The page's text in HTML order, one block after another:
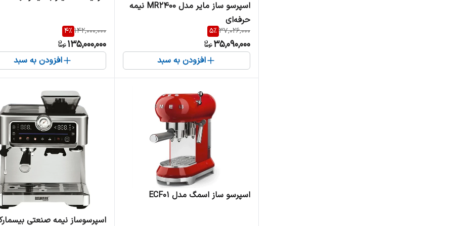
اسپرسو ساز مایر مدل MR2400 نیمه
حرفه‌ای
37,026,000
5%
35,090,000
افزودن به سبد
142,000,000
4%
135,000,000
افزودن به سبد
اسپرسو ساز اسمگ مدل ECF01
اسپرسوساز نیمه صنعتی